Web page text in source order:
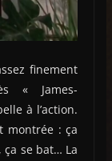
finement
« James-
à l’action.
montrée : ça
ça se bat… La